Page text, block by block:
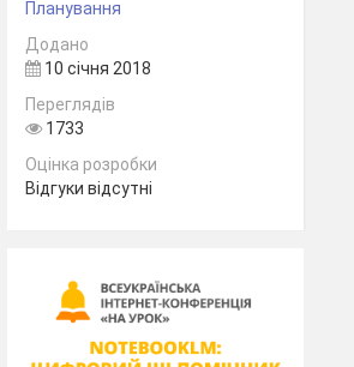
Планування
Додано
10 січня 2018
Переглядів
1733
Оцінка розробки
Відгуки відсутні